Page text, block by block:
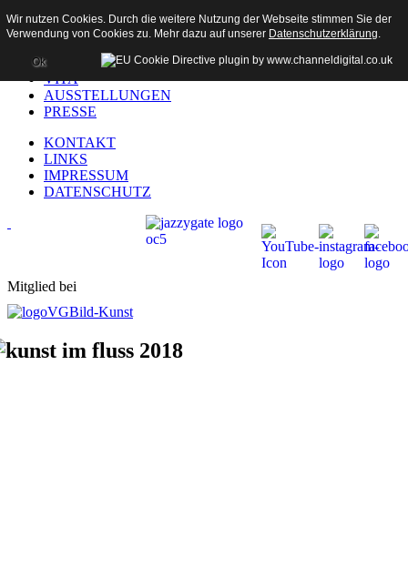
AKTUELL
VITA
AUSSTELLUNGEN
PRESSE
KONTAKT
LINKS
IMPRESSUM
DATENSCHUTZ
Mitglied bei
Wir nutzen Cookies. Durch die weitere Nutzung der Webseite stimmen Sie der
Verwendung von Cookies zu. Mehr dazu auf unserer Datenschutzerklärung.
Ok